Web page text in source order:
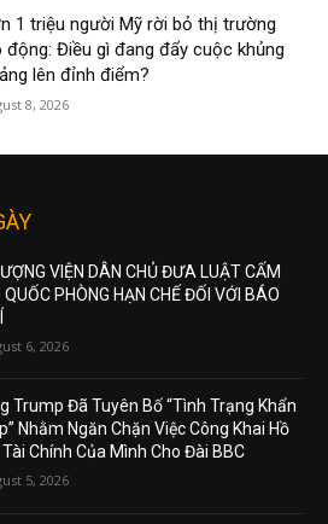
1 triệu người Mỹ rời bỏ thị trường
động: Điều gì đang đẩy cuộc khủng
lên đỉnh điểm?
8, 2026
VIỆN DÂN CHỦ ĐƯA LUẬT CẤM
QUỐC PHÒNG HẠN CHẾ ĐỐI VỚI BÁO
6, 2026
Trump Đã Tuyên Bố “Tình Trạng Khẩn
Nhằm Ngăn Chặn Việc Công Khai Hồ
Chính Của Mình Cho Đài BBC
5, 2026